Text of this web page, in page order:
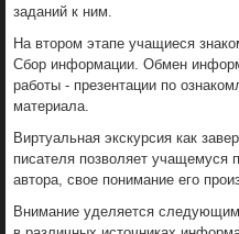
заданий к ним.
На втором этапе учащиеся
Сбор информации. Обмен
работы - презентации по
материала.
Виртуальная экскурсия как
писателя позволяет учащемуся
автора, свое понимание его
Внимание уделяется